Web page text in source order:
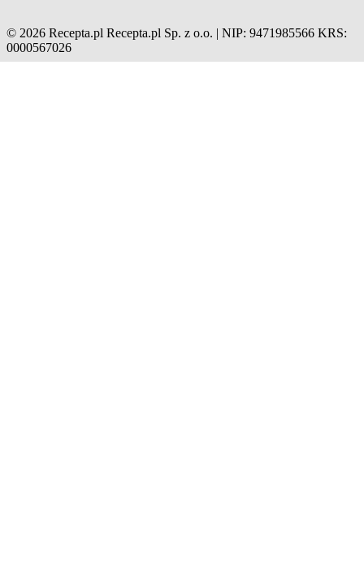
© 2026 Recepta.pl Recepta.pl Sp. z o.o. | NIP: 9471985566 KRS:
0000567026